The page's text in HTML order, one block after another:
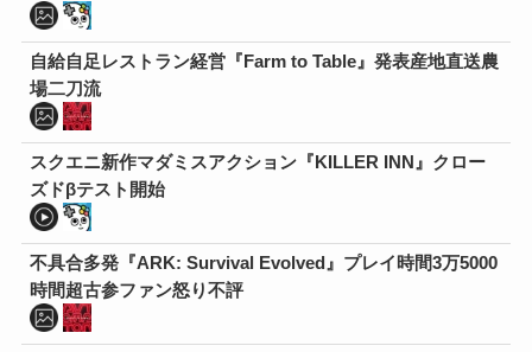
自給自足レストラン経営『Farm to Table』発表産地直送農
場二刀流
スクエニ新作マダミスアクション『KILLER INN』クロー
ズドβテスト開始
不具合多発『ARK: Survival Evolved』プレイ時間3万5000
時間超古参ファン怒り不評